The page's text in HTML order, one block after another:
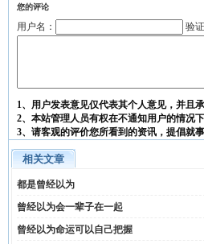
您的评论
用户名： 验
1、用户发表意见仅代表其个人意见，并且
2、本站管理人员有权在不通知用户的情况
3、请客观的评价您所看到的资讯，提倡就
相关文章
都是曾经以为
曾经以为会一辈子在一起
曾经以为命运可以自己把握